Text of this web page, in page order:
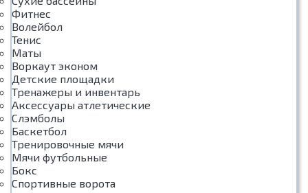
Фитнес
Волейбол
Тенис
Маты
Воркаут эконом
Детские площадки
Тренажеры и инвентарь
Аксессуары атлетические
Слэмболы
Баскетбол
Тренировочные мячи
Мячи футбольные
Бокс
Спортивные ворота